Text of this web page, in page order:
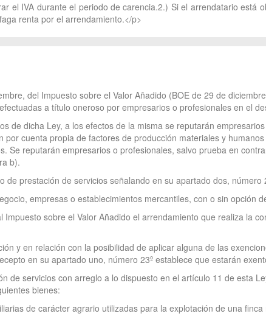
el IVA durante el periodo de carencia.2.) Si el arrendatario está
renta por el arrendamiento.</p>
del Impuesto sobre el Valor Añadido (BOE de 29 de
a título oneroso por empresarios o profesionales en el
de dicha Ley, a los efectos de la misma se reputarán
por cuenta propia de factores de producción materiales y
Se reputarán empresarios o profesionales, salvo prueba en
b).
de prestación de servicios señalando en su apartado dos,
empresas o establecimientos mercantiles, con o sin opción
sobre el Valor Añadido el arrendamiento que realiza la
y en relación con la posibilidad de aplicar alguna de las
en su apartado uno, número 23º establece que estarán
de servicios con arreglo a lo dispuesto en el artículo 11 de esta
bienes:
de carácter agrario utilizadas para la explotación de una finca